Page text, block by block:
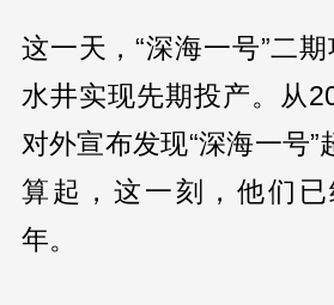
这一天，“深海一号”二
水井实现先期投产。从
对外宣布发现“深海一号”
算起，这一刻，他们
年。